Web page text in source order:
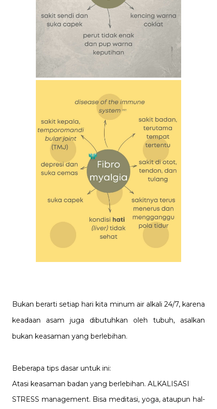
Bukan berarti setiap hari kita minum air alkali 24/7, karena
keadaan asam juga dibutuhkan oleh tubuh, asalkan
bukan keasaman yang berlebihan.
Beberapa tips dasar untuk ini:
Atasi keasaman badan yang berlebihan. ALKALISASI
STRESS management. Bisa meditasi, yoga, ataupun hal-